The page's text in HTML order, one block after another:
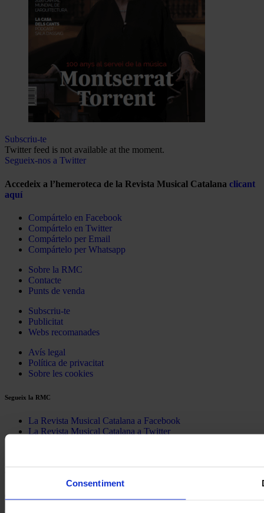
Consentiment
Subscriu-te
Twitter feed is not available at the moment.
Segueix-nos a Twitter
Accedeix a l’hemeroteca de la Revista Musical Catalana clicant
aquí
Compártelo en Facebook
Compártelo en Twitter
Compártelo per Email
Compártelo per Whatsapp
Sobre la RMC
Contacte
Punts de venda
Subscriu-te
Publicitat
Webs recomanades
Avís legal
Política de privacitat
Sobre les cookies
Segueix la RMC
La Revista Musical Catalana a Facebook
La Revista Musical Catalana a Twitter